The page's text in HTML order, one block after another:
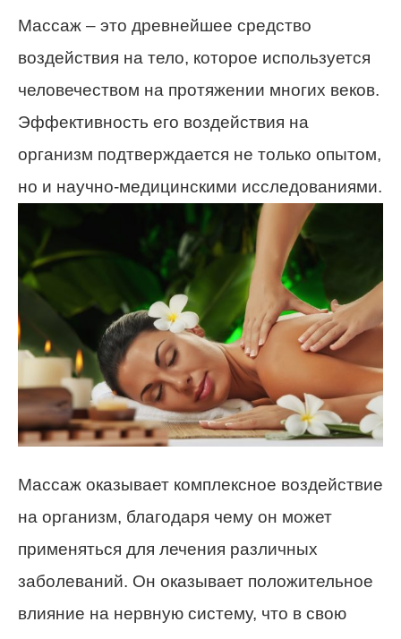
Массаж – это древнейшее средство
воздействия на тело, которое используется
человечеством на протяжении многих веков.
Эффективность его воздействия на
организм подтверждается не только опытом,
но и научно-медицинскими исследованиями.
Массаж оказывает комплексное воздействие
на организм, благодаря чему он может
применяться для лечения различных
заболеваний. Он оказывает положительное
влияние на нервную систему, что в свою